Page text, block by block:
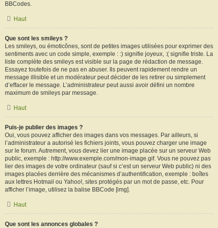
BBCodes.
Haut
Que sont les smileys ?
Les smileys, ou émoticônes, sont de petites images utilisées pour exprimer des
sentiments avec un code simple, exemple : :) signifie joyeux, :( signifie triste. La
liste complète des smileys est visible sur la page de rédaction de message.
Essayez toutefois de ne pas en abuser. Ils peuvent rapidement rendre un
message illisible et un modérateur peut décider de les retirer ou simplement
d’effacer le message. L’administrateur peut aussi avoir défini un nombre
maximum de smileys par message.
Haut
Puis-je publier des images ?
Oui, vous pouvez afficher des images dans vos messages. Par ailleurs, si
l’administrateur a autorisé les fichiers joints, vous pouvez charger une image
sur le forum. Autrement, vous devez lier une image placée sur un serveur Web
public, exemple : http://www.exemple.com/mon-image.gif. Vous ne pouvez pas
lier des images de votre ordinateur (sauf si c’est un serveur Web public) ni des
images placées derrière des mécanismes d’authentification, exemple : boîtes
aux lettres Hotmail ou Yahoo!, sites protégés par un mot de passe, etc. Pour
afficher l’image, utilisez la balise BBCode [img].
Haut
Que sont les annonces globales ?